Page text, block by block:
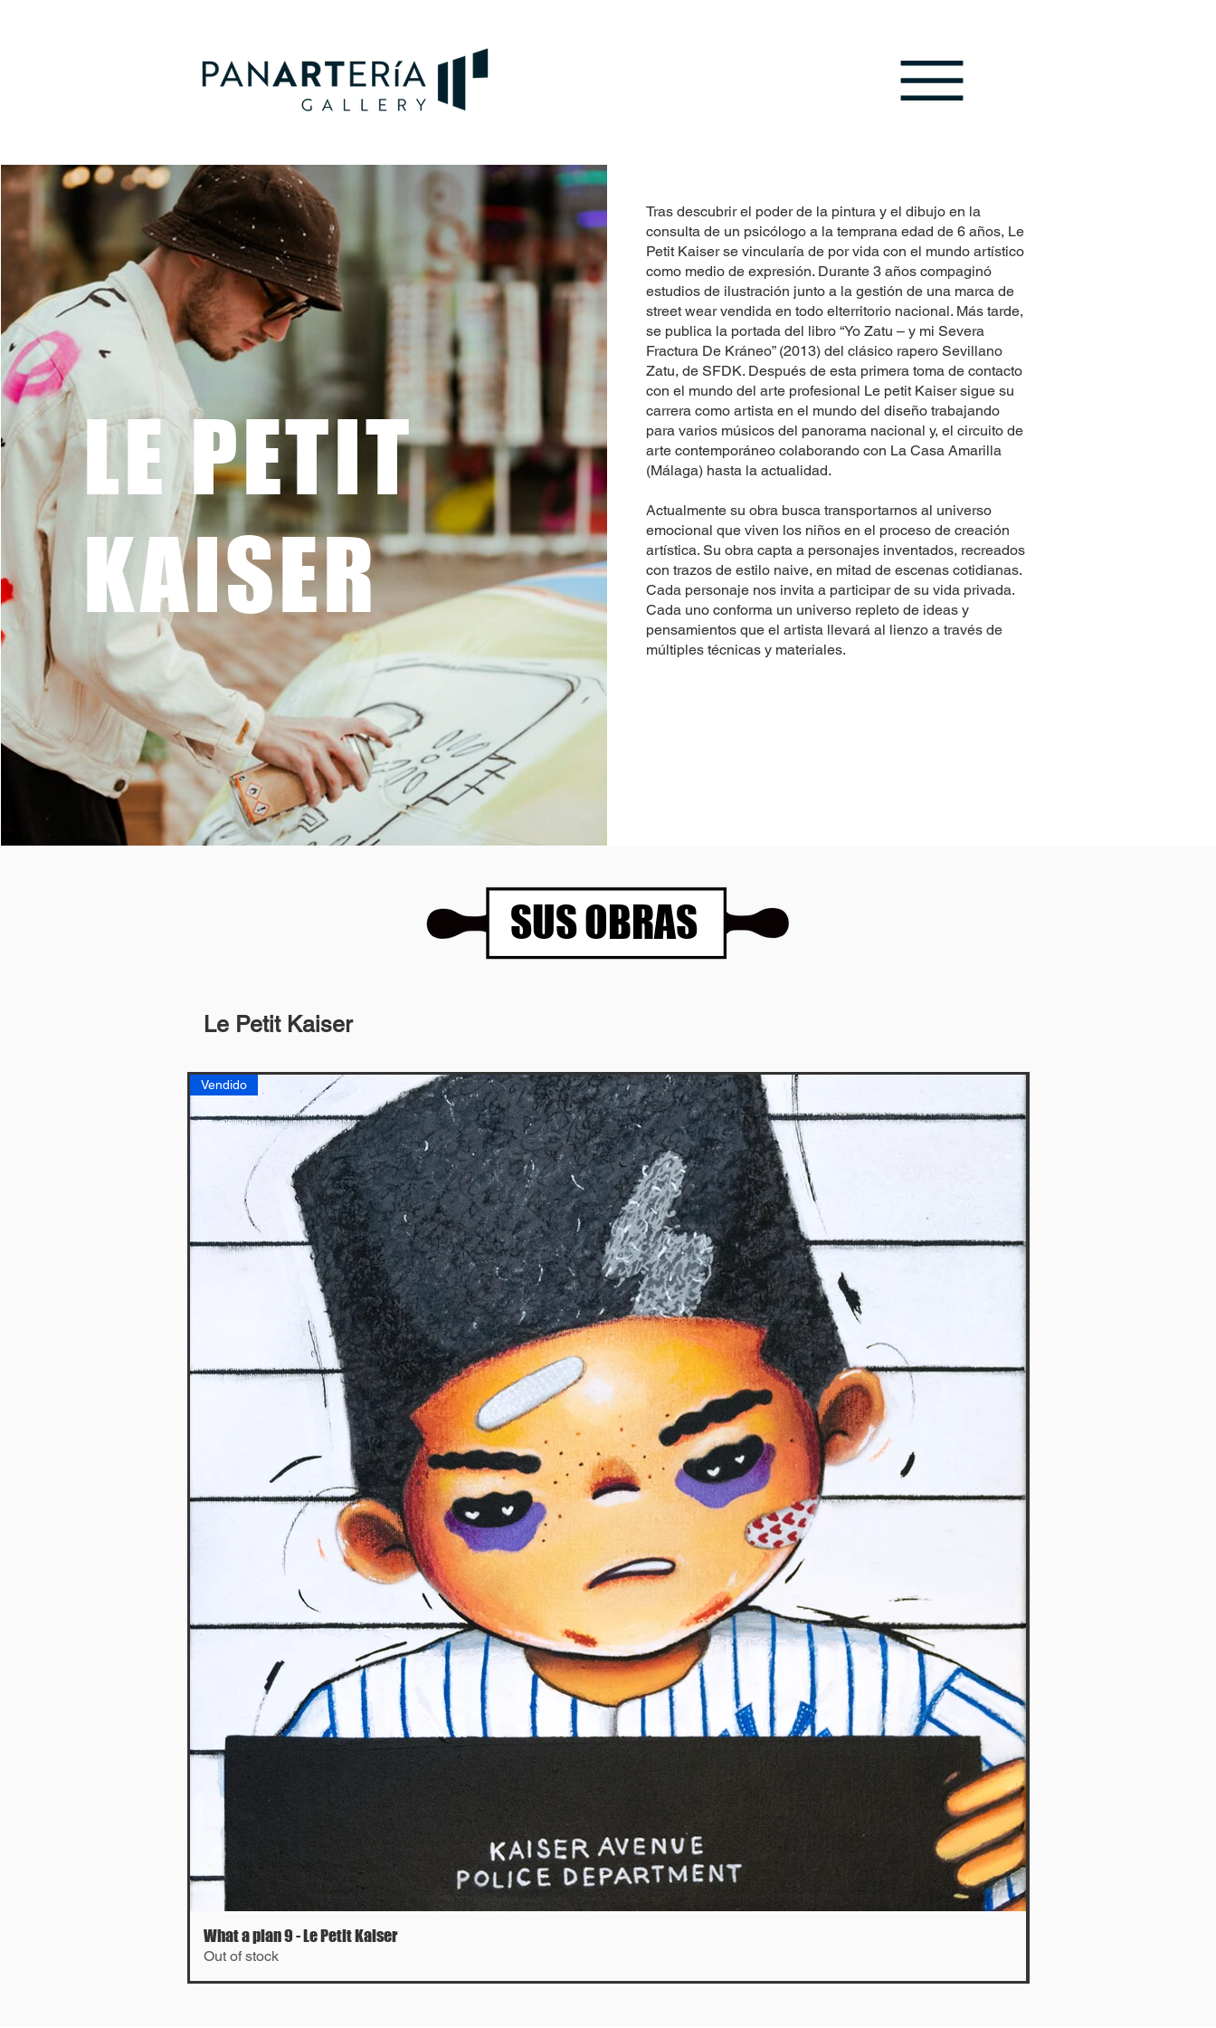
LE PETIT
KAISER
Tras descubrir el poder de la pintura y el dibujo en la
consulta de un psicólogo a la temprana edad de 6 años, Le
Petit Kaiser se vincularía de por vida con el mundo artístico
como medio de expresión. Durante 3 años compaginó
estudios de ilustración junto a la gestión de una marca de
street wear vendida en todo elterritorio nacional. Más tarde,
se publica la portada del libro “Yo Zatu – y mi Severa
Fractura De Kráneo” (2013) del clásico rapero Sevillano
Zatu, de SFDK. Después de esta primera toma de contacto
con el mundo del arte profesional Le petit Kaiser sigue su
carrera como artista en el mundo del diseño trabajando
para varios músicos del panorama nacional y, el circuito de
arte contemporáneo colaborando con La Casa Amarilla
(Málaga) hasta la actualidad.
Actualmente su obra busca transportarnos al universo
emocional que viven los niños en el proceso de creación
artística. Su obra capta a personajes inventados, recreados
con trazos de estilo naive, en mitad de escenas cotidianas.
Cada personaje nos invita a participar de su vida privada.
Cada uno conforma un universo repleto de ideas y
pensamientos que el artista llevará al lienzo a través de
múltiples técnicas y materiales.
SUS OBRAS
Le Petit Kaiser
Vendido
What a plan 9 - Le Petit Kaiser
Out of stock